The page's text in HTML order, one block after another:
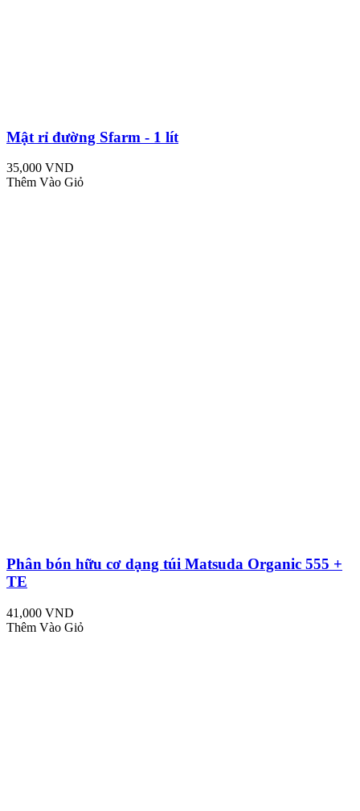
Mật rỉ đường Sfarm - 1 lít
35,000 VND
Thêm Vào Giỏ
Phân bón hữu cơ dạng túi Matsuda Organic 555 +
TE
41,000 VND
Thêm Vào Giỏ